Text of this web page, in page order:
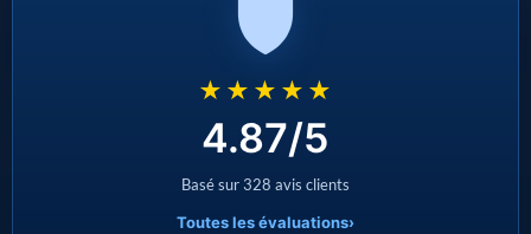
★★★★★
4.87/5
Basé sur 328 avis clients
Toutes les évaluations›